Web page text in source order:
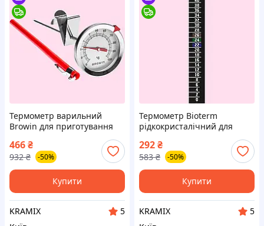
Термометр варильний
Browin для приготування
страв від 0 до 100 градусів
зі зручним зчитуванням
температури
466₴
932 ₴ -50%
Купити
KRAMIX
5
Термометр Bioterm
рідкокристалічний для
рідин і продуктів 0 °C — 40
°C
292₴
583 ₴ -50%
Купити
KRAMIX
5